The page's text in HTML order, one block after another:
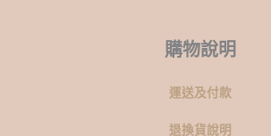
購物說明
運送及付款
退換貨說明